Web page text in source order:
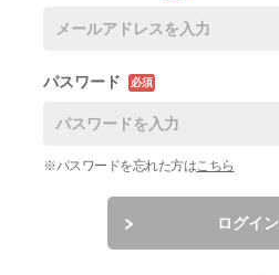
パスワード 必須
※パスワードを忘れた方はこちら
ログイン